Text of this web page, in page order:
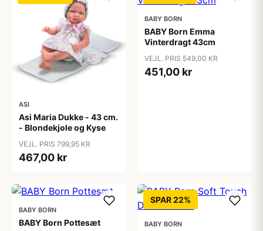
ASI
Asi Maria Dukke - 43 cm.
- Blondekjole og Kyse
VEJL. PRIS 799,95 KR
467,00 kr
BABY BORN
BABY Born Emma
Vinterdragt 43cm
VEJL. PRIS 549,00 KR
451,00 kr
BABY BORN
BABY Born Pottesæt
SPAR 22%
BABY BORN